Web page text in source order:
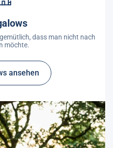
dass man nicht nach
möchte.
ansehen